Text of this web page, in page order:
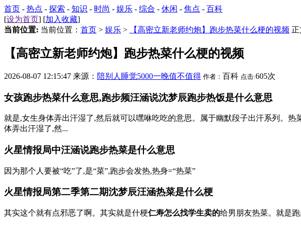
首页 - 热点 - 探索 - 知识 - 时尚 - 娱乐 - 综合 - 休闲 - 焦点 - 百科
[设为首页] [加入收藏]
当前位置: 当前位置： 首页 > 娱乐 > 【高密立新老师约炮】跑步热菜什么梗的视频 正
【高密立新老师约炮】跑步热菜什么梗的视频
2026-08-07 12:15:47 来源： 陪别人睡觉5000一晚值不值得 作者： 百科 点击:605次
女孩跑步热菜什么意思,跑步频汪涵说沈梦辰跑步热饭是什么意思
就是,女生身体弄出汗湿了,然后就可以嘿咻吃吃的意思。属于幽默段子出汗系列。热
体弄出汗湿了,然...
火星情报局中汪涵说跑步热菜是什么意思
因为那个人要被“吃”了,是“菜”,跑步会发热,热身=“热菜”
火星情报局第二季第二期沈梦辰汪涵热菜是什么梗
其实这个就有点邪恶了啊。其实就是什梗仁寿怎么找学生卖的给男朋友热菜。就是